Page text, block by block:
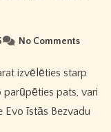
No Comments
pats, vari
Evo īstās Bezvadu